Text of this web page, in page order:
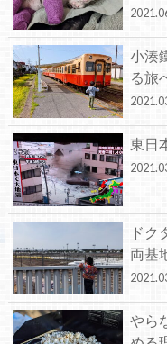
小湊
る旅
東日
ドク
両基
やら